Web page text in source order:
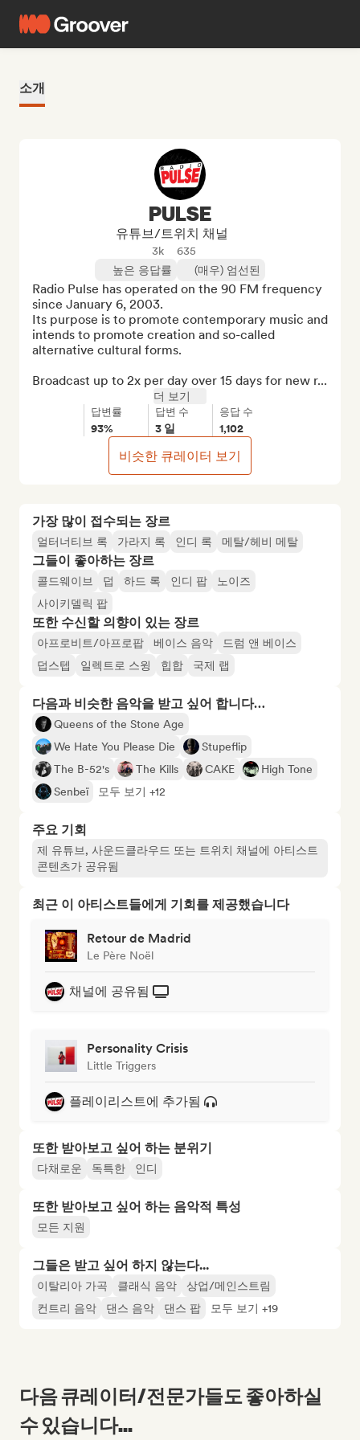
소개
가장 많이 접수되는 장르
얼터너티브 록 가라지 록 인디 록 메탈/헤비 메탈
그들이 좋아하는 장르
콜드웨이브 덥 하드 록 인디 팝
노이즈
사이키델릭 팝
또한 수신할 의향이 있는 장르
아프로비트/아프로팝 베이스 음악
드럼 앤 베이스
덥스텝
일렉트로 스윙 힙합 국제 랩
다음과 비슷한 음악을 받고 싶어 합니다…
Queens of the Stone Age
We Hate You Please Die
Stupeflip
The B-52's
The Kills CAKE
High Tone
Senbeï
모두 보기 +12
주요 기회
제 유튜브, 사운드클라우드 또는 트위치 채널에 아티스트
콘텐츠가 공유됨
최근 이 아티스트들에게 기회를 제공했습니다
Retour de Madrid
Le Père Noël
채널에 공유됨
Personality Crisis
Little Triggers
플레이리스트에 추가됨
또한 받아보고 싶어 하는 분위기
다채로운 독특한 인디
또한 받아보고 싶어 하는 음악적 특성
모든 지원
그들은 받고 싶어 하지 않는다...
이탈리아 가곡 클래식 음악
상업/메인스트림
컨트리 음악
댄스 음악 댄스 팝 모두 보기 +19
PULSE
유튜브/트위치 채널
3k
635
높은 응답률
(매우) 엄선된
Radio Pulse has operated on the 90 FM frequency
since January 6, 2003.
Its purpose is to promote contemporary music and
intends to promote creation and so-called
alternative cultural forms.
Broadcast up to 2x per day over 15 days for new r...
더 보기
답변률
93%
답변 수
3 일
응답 수
1,102
비슷한 큐레이터 보기
다음 큐레이터/전문가들도 좋아하실
수 있습니다...